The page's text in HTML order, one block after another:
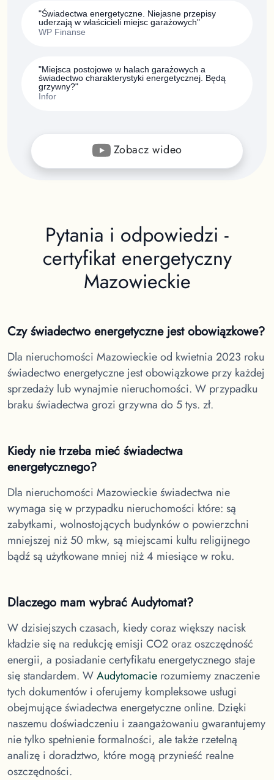
"Świadectwa energetyczne. Niejasne przepisy
uderzają w właścicieli miejsc garażowych"
WP Finanse
"Miejsca postojowe w halach garażowych a
świadectwo charakterystyki energetycznej. Będą
grzywny?"
Infor
Zobacz wideo
Pytania i odpowiedzi -
certyfikat energetyczny
Mazowieckie
Czy świadectwo energetyczne jest obowiązkowe?
Dla nieruchomości Mazowieckieod kwietnia 2023 roku
świadectwo energetyczne jest obowiązkowe przy każdej
sprzedaży lub wynajmie nieruchomości. W przypadku
braku świadectwa grozi grzywna do 5 tys. zł.
Kiedy nie trzeba mieć świadectwa
energetycznego?
Dla nieruchomości Mazowieckieświadectwa nie
wymaga się w przypadku nieruchomości które: są
zabytkami, wolnostojących budynków o powierzchni
mniejszej niż 50 mkw, są miejscami kultu religijnego
bądź są użytkowane mniej niż 4 miesiące w roku.
Dlaczego mam wybrać Audytomat?
W dzisiejszych czasach, kiedy coraz większy nacisk
kładzie się na redukcję emisji CO2 oraz oszczędność
energii, a posiadanie certyfikatu energetycznego staje
się standardem. WAudytomacie rozumiemy znaczenie
tych dokumentów i oferujemy kompleksowe usługi
obejmujące świadectwa energetyczne online. Dzięki
naszemu doświadczeniu i zaangażowaniu gwarantujemy
nie tylko spełnienie formalności, ale także rzetelną
analizę i doradztwo, które mogą przynieść realne
oszczędności.